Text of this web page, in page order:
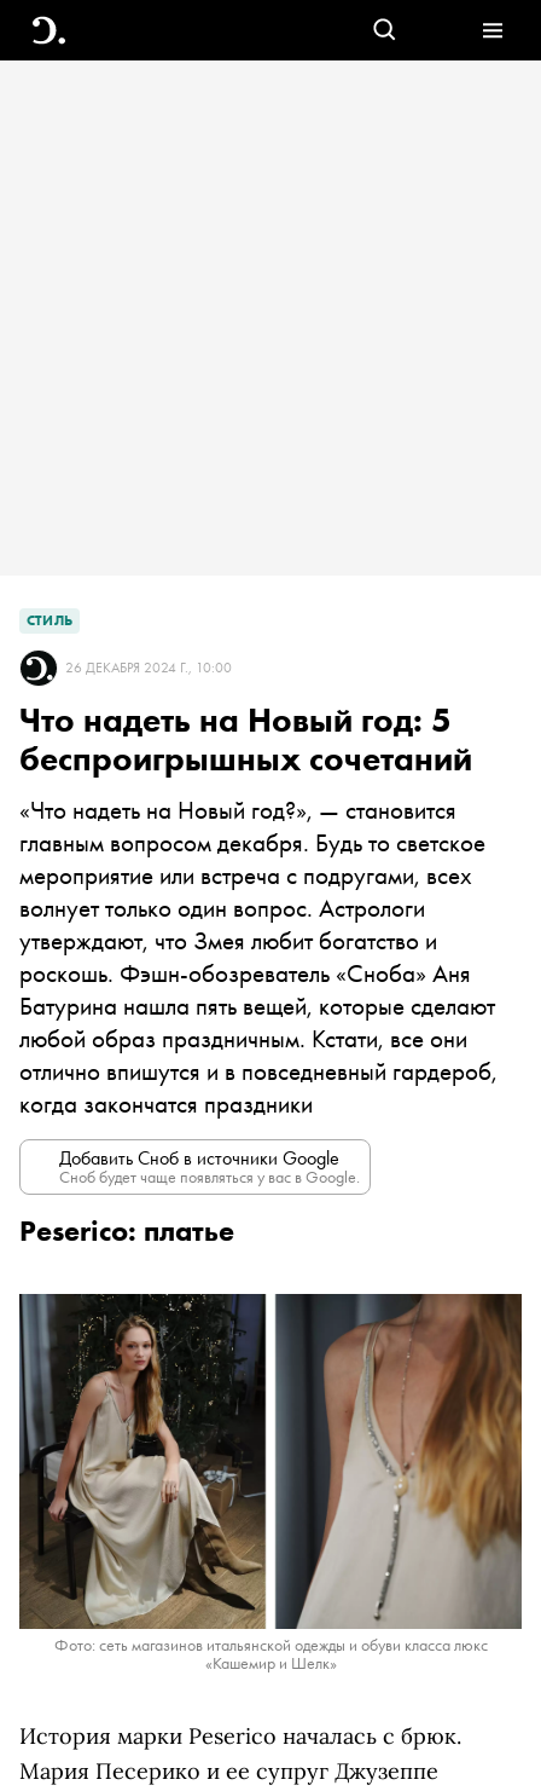
СТИЛЬ
26 ДЕКАБРЯ 2024 Г., 10:00
Что надеть на Новый год: 5
беспроигрышных сочетаний
«Что надеть на Новый год?», — становится
главным вопросом декабря. Будь то светское
мероприятие или встреча с подругами, всех
волнует только один вопрос. Астрологи
утверждают, что Змея любит богатство и
роскошь. Фэшн-обозреватель «Сноба» Аня
Батурина нашла пять вещей, которые сделают
любой образ праздничным. Кстати, все они
отлично впишутся и в повседневный гардероб,
когда закончатся праздники
Добавить Сноб в источники Google
Сноб будет чаще появляться у вас в Google.
Peserico: платье
Фото: сеть магазинов итальянской одежды и обуви класса люкс
«Кашемир и Шелк»
История марки Peserico началась с брюк.
Мария Песерико и ее супруг Джузеппе